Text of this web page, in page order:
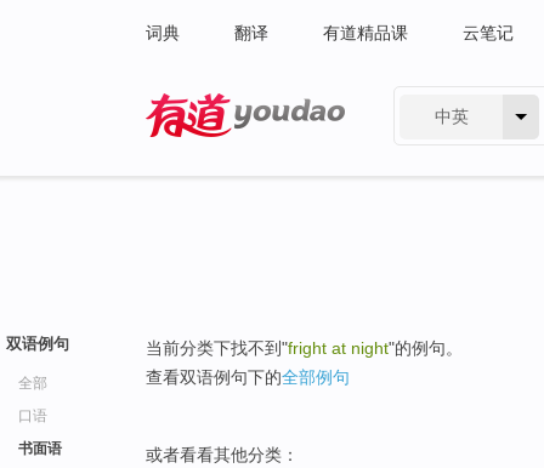
词典 翻译 有道精品课 云笔记
中英
双语例句
全部
口语
书面语
当前分类下找不到"fright at night"的例句。
查看双语例句下的全部例句
或者看看其他分类：